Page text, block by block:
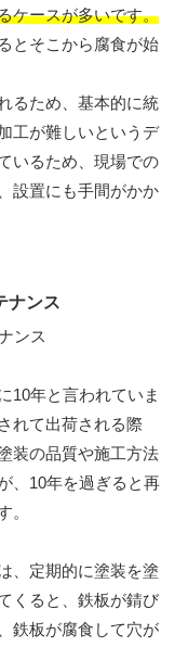
ケースが多いです。
とそこから腐食が始
るため、基本的に統
工が難しいというデ
いるため、現場での
設置にも手間がかか
ナンス
10年と言われていま
れて出荷される際
装の品質や施工方法
、10年を過ぎると再
。
、定期的に塗装を塗
くると、鉄板が錆び
鉄板が腐食して穴が